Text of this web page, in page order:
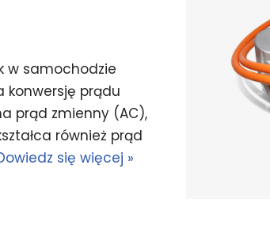
w samochodzie
konwersję prądu
prąd zmienny (AC),
również prąd
się więcej »